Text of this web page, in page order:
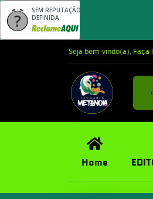
SEM REPUTAÇÃO
DEFINIDA
Seja bem-vindo(a), Faça
Home